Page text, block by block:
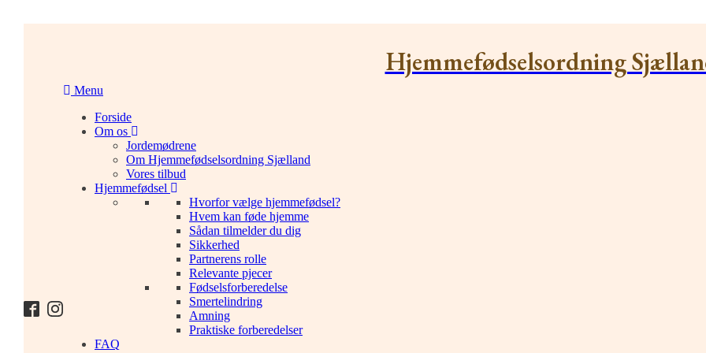
Hjemmefødselsordning
Menu
Forside
Om os
Jordemødrene
Om Hjemmefødselsordning Sjælland
Vores tilbud
Hjemmefødsel
Hvorfor vælge hjemmefødsel?
Hvem kan føde hjemme
Sådan tilmelder du dig
Sikkerhed
Partnerens rolle
Relevante pjecer
Fødselsforberedelse
Smertelindring
Amning
Praktiske forberedelser
FAQ